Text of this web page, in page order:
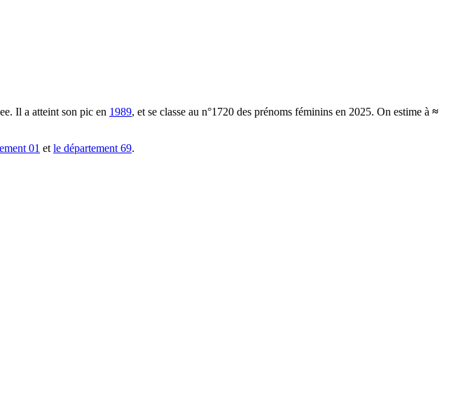
Il a atteint son pic en 1989, et se classe au n°1720 des prénoms féminins en 2025. On estime à ≈
01 et le département 69.